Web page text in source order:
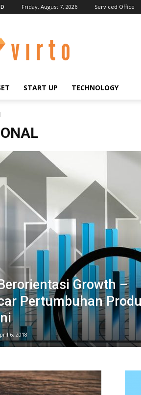
Friday, August 7, 2026 Serviced Office
START UP TECHNOLOGY
Growth –
Pertumbuhan
6, 2018